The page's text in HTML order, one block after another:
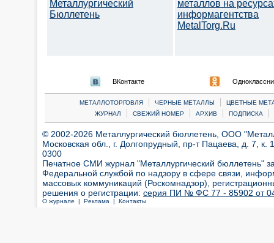
Металлургический
Бюллетень
металлов на
информагентства
MetalTorg.Ru
ВКонтакте
МЕТАЛЛОТОРГОВЛЯ | ЧЕРНЫЕ МЕТАЛЛЫ |
ЦВЕТНЫЕ
ЖУРНАЛ
| СВЕЖИЙ НОМЕР | АРХИВ | ПОДПИСКА |
© 2002-2026 Металлургический бюллетень, ООО
Московская обл., г. Долгопрудный, пр-т Пацаева, д. 7,
0300
Печатное СМИ журнал "Металлургический бюллетень"
Федеральной службой по надзору в сфере связи,
массовых коммуникаций (Роскомнадзор),
решения о регистрации: серия ПИ № ФС 77 - 85902 от 04
О журнале | Реклама | Контакты